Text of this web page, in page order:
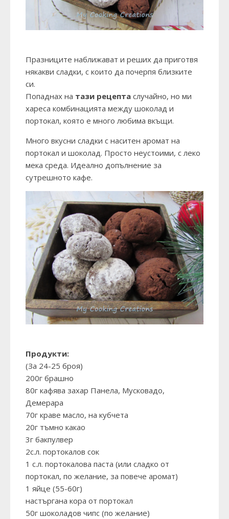
Празниците наближават и реших да приготвя
някакви сладки, с които да почерпя близките
си.
Попаднах на тази рецепта случайно, но ми
хареса комбинацията между шоколад и
портокал, която е много любима вкъщи.
Много вкусни сладки с наситен аромат на
портокал и шоколад. Просто неустоими, с леко
мека среда. Идеално допълнение за
сутрешното кафе.
Продукти:
(За 24-25 броя)
200г брашно
80г кафява захар Панела, Мусковадо,
Демерара
70г краве масло, на кубчета
20г тъмно какао
3г бакпулвер
2с.л. портокалов сок
1 с.л. портокалова паста (или сладко от
портокал, по желание, за повече аромат)
1 яйце (55-60г)
настъргана кора от портокал
50г шоколадов чипс (по желание)